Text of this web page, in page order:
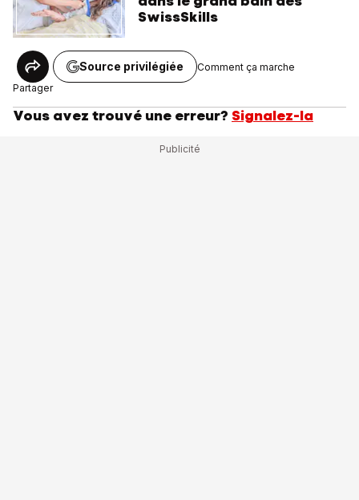
SwissSkills
Partager
Source privilégiée Comment ça marche
Vous avez trouvé une erreur? Signalez-la